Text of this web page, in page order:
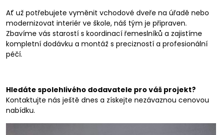
Ať už potřebujete vyměnit vchodové dveře na úřadě nebo
modernizovat interiér ve škole, náš tým je připraven.
Zbavíme vás starostí s koordinací řemeslníků a zajistíme
kompletní dodávku a montáž s precizností a profesionální
péčí.
Hledáte spolehlivého dodavatele pro váš projekt?
Kontaktujte nás ještě dnes a získejte nezávaznou cenovou
nabídku.